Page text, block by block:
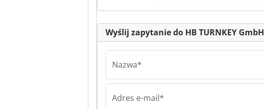
HB TURNKEY GmbH
Ogłoszenia
Wyślij zapytanie do HB TURNKEY GmbH
Nazwa*
Adres e-mail*